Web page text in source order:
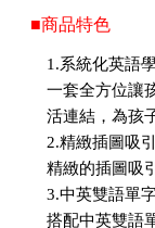
■商品特色
1.系統化英語
一套全方位讓
活連結，為孩
2.精緻插圖吸
精緻的插圖吸
3.中英雙語單
搭配中英雙語